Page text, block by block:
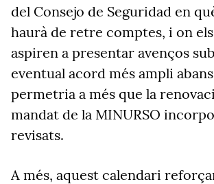
del Consejo de Seguridad en
haurà de retre comptes, i on
aspiren a presentar avenços
eventual acord més ampli
permetria a més que la
mandat de la MINURSO
revisats.
A més, aquest calendari